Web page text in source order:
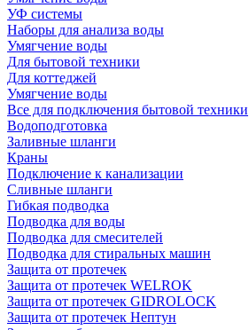
УФ системы
Наборы для анализа воды
Умягчение воды
Для бытовой техники
Для коттеджей
Умягчение воды
Все для подключения бытовой техники
Водоподготовка
Заливные шланги
Краны
Подключение к канализации
Сливные шланги
Гибкая подводка
Подводка для воды
Подводка для смесителей
Подводка для стиральных машин
Защита от протечек
Защита от протечек WELROK
Защита от протечек GIDROLOCK
Защита от протечек Нептун